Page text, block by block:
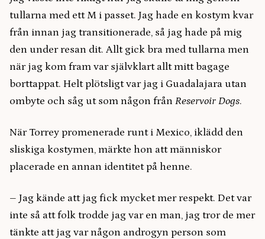
tullarna med ett M i passet. Jag hade en kostym kvar
från innan jag transitionerade, så jag hade på mig
den under resan dit. Allt gick bra med tullarna men
när jag kom fram var självklart allt mitt bagage
borttappat. Helt plötsligt var jag i Guadalajara utan
ombyte och såg ut som någon från Reservoir Dogs.
När Torrey promenerade runt i Mexico, iklädd den
sliskiga kostymen, märkte hon att människor
placerade en annan identitet på henne.
– Jag kände att jag fick mycket mer respekt. Det var
inte så att folk trodde jag var en man, jag tror de mer
tänkte att jag var någon androgyn person som